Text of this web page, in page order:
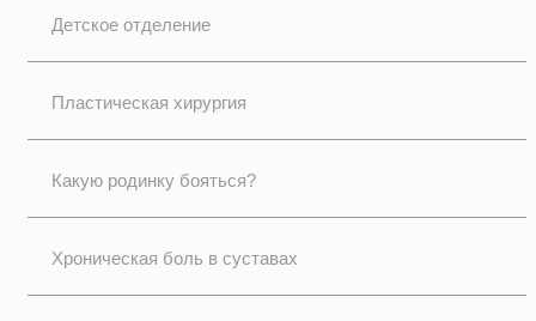
Детское отделение
Пластическая хирургия
Какую родинку бояться?
Хроническая боль в суставах